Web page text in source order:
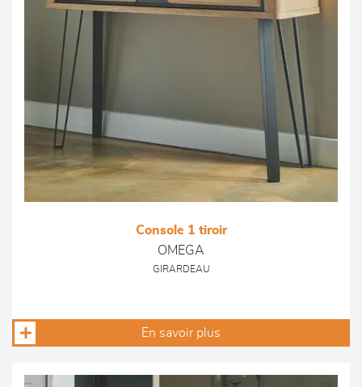
Console 1 tiroir
OMEGA
GIRARDEAU
En savoir plus